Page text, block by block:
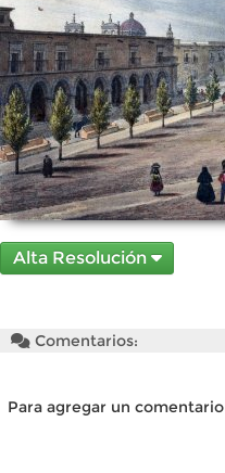
Alta Resolución
Comentarios:
Para agregar un comentario